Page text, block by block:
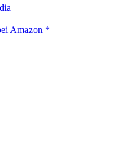
Amazon *